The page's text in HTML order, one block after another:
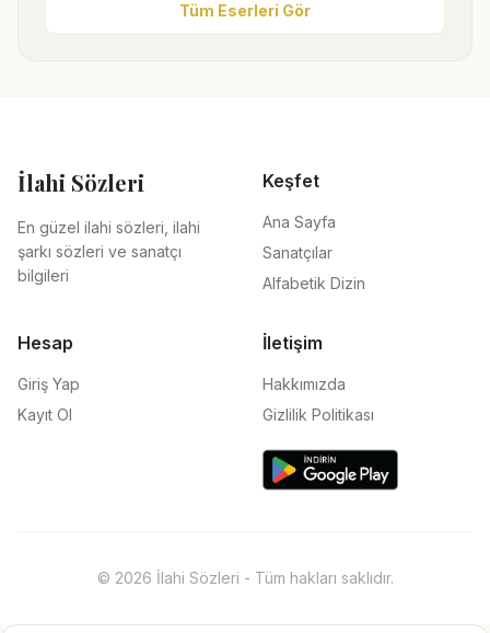
Tüm Eserleri Gör
İlahi Sözleri
En güzel ilahi sözleri, ilahi
şarkı sözleri ve sanatçı
bilgileri
Keşfet
Ana Sayfa
Sanatçılar
Alfabetik Dizin
Hesap
Giriş Yap
Kayıt Ol
İletişim
Hakkımızda
Gizlilik Politikası
© 2026 İlahi Sözleri - Tüm hakları saklıdır.